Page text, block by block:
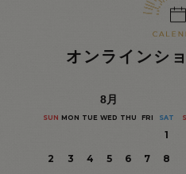
オンラインシ
8月
SUN MON TUE WED THU FRI SAT
1
2
3 4 5 6 7
8